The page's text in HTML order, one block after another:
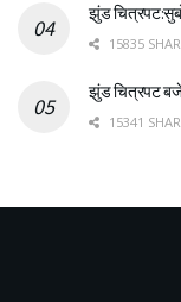
झुंड
15835
झुंड चित्रपट
15341